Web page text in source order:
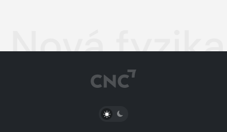
Nová
PŘEPNOUT SVĚTLÝ/TMAVÝ REŽIM